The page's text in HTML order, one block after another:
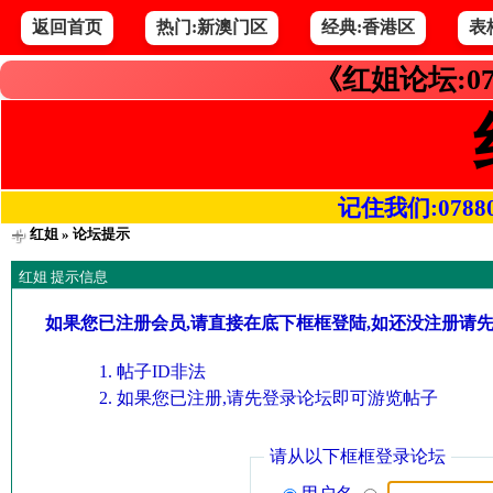
返回首页 热门:新澳门区 经典:香港区 表
《红姐论坛
记住我们
红姐» 论坛提示
红姐 提示信息
如果您已注册会员,请直接在底下框框登陆,如还没注册请
帖子ID非法
如果您已注册,请先登录论坛即可游览帖子
请从以下框框登录论坛